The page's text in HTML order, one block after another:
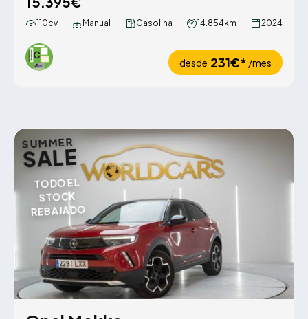
110cv Manual Gasolina 14.854km 2024
desde 231€* /mes
SUMMER
SALE
TODO EL
STOCK
REBAJADO